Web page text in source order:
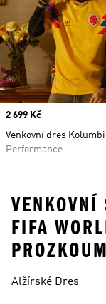
Price
2 699 Kč
Venkovní dres
Performance
VENKOVNÍ
FIFA
Alžírské Dres